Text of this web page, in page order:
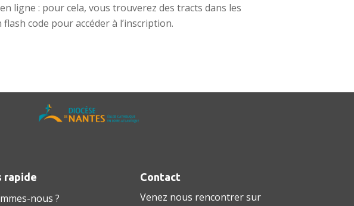
ligne : pour cela, vous trouverez des tracts dans les
code pour accéder à l’inscription.
rapide
nous ?
Contact
Venez nous rencontrer sur